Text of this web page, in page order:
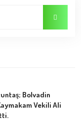
Bolvadin
Vekili Ali